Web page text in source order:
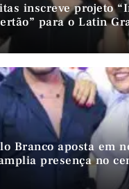
inscreve projeto
para o Latin
Branco aposta em
presença no